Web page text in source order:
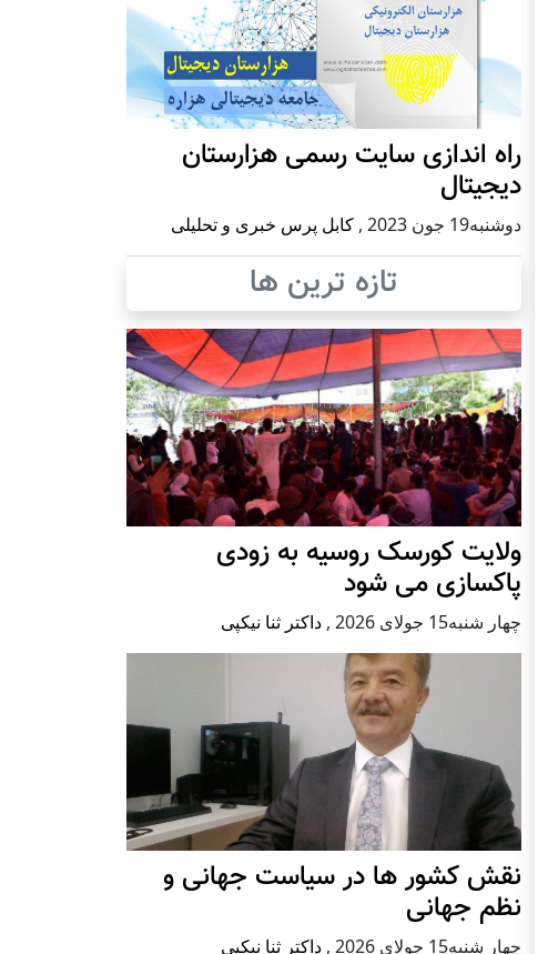
راه اندازی سایت رسمی هزارستان
دیجیتال
دوشنبه19 جون 2023 , کابل پرس خبری و تحلیلی
تازه ترین ها
ولایت کورسک روسیه به زودی
پاکسازی می شود
چهار شنبه15 جولای 2026 , داکتر ثنا نیکپی
نقش کشور ها در سیاست جهانی و
نظم جهانی
چهار شنبه15 جولای 2026 , داکتر ثنا نیکپی